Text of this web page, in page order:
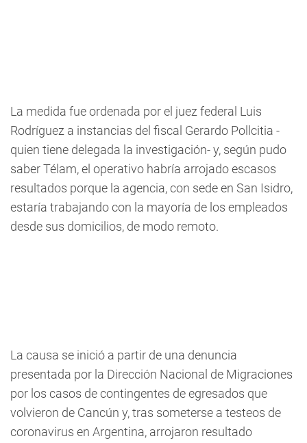
La medida fue ordenada por el juez federal Luis
Rodríguez a instancias del fiscal Gerardo Pollcitia -
quien tiene delegada la investigación- y, según pudo
saber Télam, el operativo habría arrojado escasos
resultados porque la agencia, con sede en San Isidro,
estaría trabajando con la mayoría de los empleados
desde sus domicilios, de modo remoto.
La causa se inició a partir de una denuncia
presentada por la Dirección Nacional de Migraciones
por los casos de contingentes de egresados que
volvieron de Cancún y, tras someterse a testeos de
coronavirus en Argentina, arrojaron resultado